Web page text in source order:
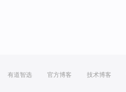
有道智选 官方博客 技术博客